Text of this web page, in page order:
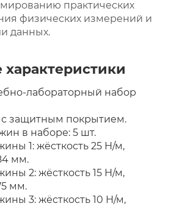
практических
физических измерений и
данных.
характеристики
лабораторный набор
с защитным покрытием.
в наборе: 5 шт.
1: жёсткость 25 Н/м,
мм.
2: жёсткость 15 Н/м,
мм.
3: жёсткость 10 Н/м,